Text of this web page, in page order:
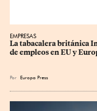
EMPRESAS
La tabacalera británica
de empleos en EU y
Por Europa Press